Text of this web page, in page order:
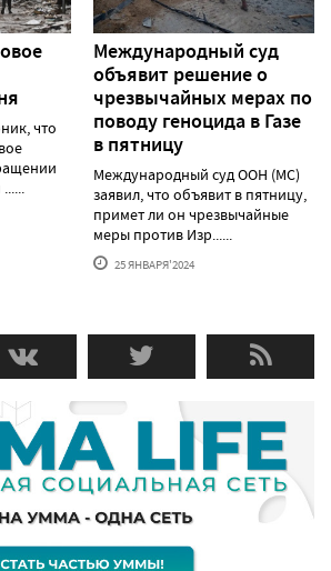
что
Международный суд
объявит решение о
чрезвычайных мерах по
поводу геноцида в Газе
в пятницу
Международный суд ООН (МС)
заявил, что объявит в пятницу,
примет ли он чрезвычайные
меры против Изр......
25 ЯНВАРЯ'2024